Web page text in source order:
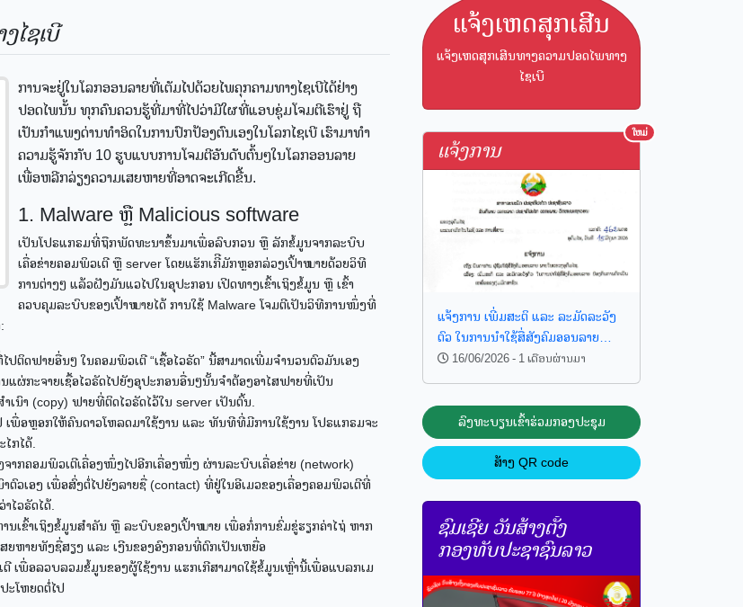
ໄຊເບີ
ການຈະຢູ່ໃນໂລກອອນລາຍທີ່ເຕັມໄປດ້ວຍໄພຄຸກຄາມທາງໄຊເບີໄດ້ຢ່າງ
ປອດໄພນັ້ນ ທຸກຄົນຄວນຮູ້ທີ່ມາທີ່ໄປວ່າມີໃຜທີ່ແອບຊຸ່ມໂຈມຕີເຮົາຢູ່ ຖື
ເປັນກຳແພງດ່ານທຳອິດໃນການປົກປ້ອງຕົນເອງໃນໂລກໄຊເບີ ເຮົາມາທຳ
ຄວາມຮູ້ຈັກກັບ 10 ຮູບແບບການໂຈມຕີອັນດັບຕົ້ນໆໃນໂລກອອນລາຍ
ເພື່ອຫລີກລ່ຽງຄວາມເສຍຫາຍທີ່ອາດຈະເກີດຂື້ນ.
1. Malware ຫຼື Malicious software
ເປັນໂປຣແກຣມທີ່ຖືກພັດທະນາຂຶ້ນມາເພື່ອລົບກວນ ຫຼື ລັກຂໍ້ມູນຈາກລະບົບ
ເຄື່ອຂ່າຍຄອມພິວເຕີ ຫຼື server ໂດຍແຮັກເກີີມັກຫຼອກລ່ວງເປົ້າໝາຍດ້ວຍວິທີ
ການຕ່າງໆ ແລ້ວຝັງມັນແວໄປໃນອຸປະກອນ ເປີດທາງເຂົ້າເຖິງຂໍ້ມູນ ຫຼື ເຂົ້າ
ຄວບຄຸມລະບົບຂອງເປົ້າໝາຍໄດ້ ການໃຊ້ Malware ໂຈມຕີເປັນວິທີການໜຶ່ງທີ່
ຕິດຟາຍອື່ນໆ ໃນຄອມພິວເຕີ “ເຊື້ອໄວຣັດ” ນີ້ສາມາດເພີ່ມຈຳນວນຕົວມັນເອງ
ຜ່ກະຈາຍເຊື້ອໄວຣັດໄປຍັງອຸປະກອນອື່ນໆນັ້ນຈຳຕ້ອງອາໄສຟາຍທີ່ເປັນ
ນົາ (copy) ຟາຍທີ່ຕິດໄວຣັດໄວ້ໃນ server ເປັນຕົ້ນ.
ອຫຼອກໃຫ້ຄົນດາວໂຫລດມາໃຊ້ງານ ແລະ ທັນທີທີ່ມີການໃຊ້ງານ ໂປຣແກຣມຈະ
ກໄດ້.
ກຄອມພິວເຕີເຄື່ອງໜຶ່ງໄປອີກເຄື່ອງໜຶ່ງ ຜ່ານລະບົບເຄື່ອຂ່າຍ (network)
ວເອງ ເພື່ອສົ່ງຕໍ່ໄປຍັງລາຍຊື່ (contact) ທີ່ຢູ່ໃນອີເມວຂອງເຄື່ອງຄອມພິວເຕີທີ່
ໄວຣັດໄດ້.
ຂົ້າເຖິງຂໍ້ມູນສຳຄັນ ຫຼື ລະບົບຂອງເປົ້າໝາຍ ເພື່ອກໍ່ການຂົ່ມຂູ່ຮຽກຄ່າໄຖ່ ຫາກ
ຫາຍທັງຊື່ສຽງ ແລະ ເງີນຂອງອົງກອນທີ່ຕົກເປັນເຫຍື່ອ
ພື່ອລວບລວມຂໍ້ມູນຂອງຜູ້ໃຊ້ງານ ແຮກເກີສາມາດໃຊ້ຂໍ້ມູນເຫຼົ່ານີ້ເພື່ອແບລກເມ
ະໂຫຍດຕໍ່ໄປ
ແຈ້ງເຫດສຸກເສີນ
ແຈ້ງເຫດສຸກເສີນທາງຄວາມປອດໄພທາງ
ໄຊເບີ
ແຈ້ງການ
ໃຫມ່
ແຈ້ງການ ເພີ່ມສະຕິ ແລະ ລະມັດລະວັງ
ຕົວ ໃນການນໍາໃຊ້ສື່ສັງຄົມອອນລາຍ
ປ້ອງກັນການຕົກເປັນ ເຫຍື້ອຂອງກຸ່ມມິດ
ສາຊີບ
16/06/2026 - 1 ເດືອນຜ່ານມາ
ລົງ​ທະ​ບຽນເຂົ້າຮ່ວມກອງປະ​ຊຸມ​
ສ້າງ QR code
ຊົມເຊີຍ ວັນສ້າງຕັ້ງ
ກອງທັບປະຊາຊົນລາວ